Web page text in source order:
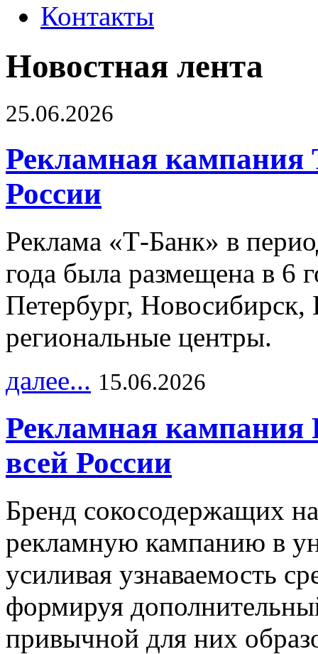
Контакты
Новостная лента
25.06.2026
Рекламная кампания
России
Реклама «Т-Банк» в
года была размещена в 6
Петербург,
региональные центры.
далее... 15.06.2026
Рекламная
всей России
Бренд сокосодержащих
рекламную кампанию в
усиливая узнаваемость
формируя
привычной для них